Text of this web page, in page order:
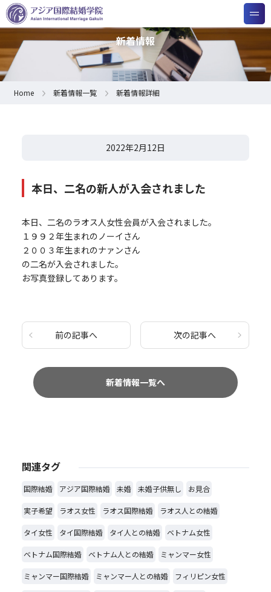
新着情報
Home 新着情報一覧 新着情報詳細
2022年2月12日
本日、二名の新人が入会されました
本日、二名のラオス人女性会員が入会されました。
１９９２年生まれのノーイさん
２００３年生まれのナァンさん
の二名が入会されました。
お写真登録してあります。
前の記事へ 次の記事へ
新着情報一覧へ
関連タグ
国際結婚 アジア国際結婚 未婚 未婚子供無し お見合
実子希望 ラオス女性 ラオス国際結婚 ラオス人との結婚
タイ女性 タイ国際結婚 タイ人との結婚 ベトナム女性
ベトナム国際結婚 ベトナム人との結婚 ミャンマー女性
ミャンマー国際結婚 ミャンマー人との結婚 フィリピン女性